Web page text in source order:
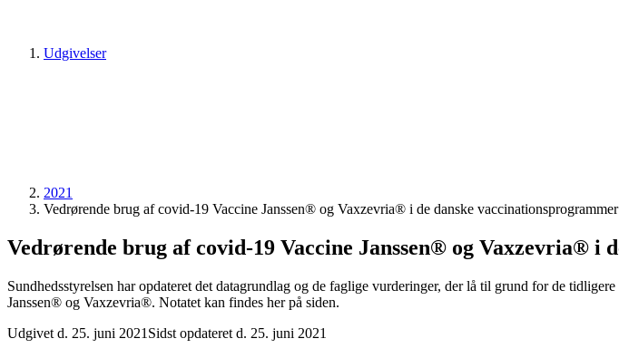
Udgivelser
2021
Vedrørende brug af covid-19 Vaccine Janssen® og Vaxzevria® i de danske vaccinationsprogrammer
Vedrørende brug af covid-19 Vaccine Janssen® og Vaxzevria® i
Sundhedsstyrelsen har opdateret det datagrundlag og de faglige vurderinger, der lå til grund for de
Janssen® og Vaxzevria®. Notatet kan findes her på siden.
Udgivet d. 25. juni 2021 Sidst opdateret d. 25. juni 2021